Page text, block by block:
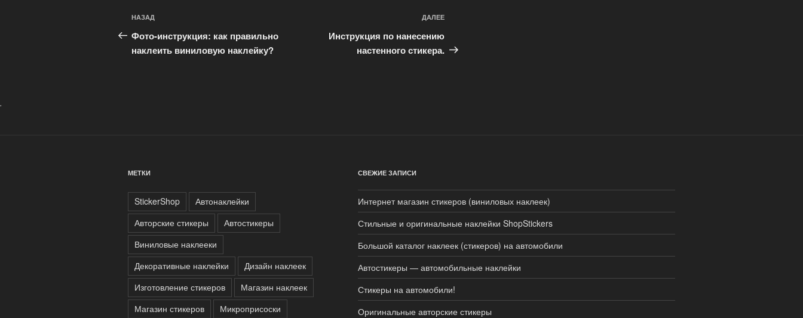
Навигация
по
записям
Предыдущая
запись:
НАЗАД
Фото-инструкция: как правильно
наклеить виниловую наклейку?
ДАЛЕЕ
Инструкция по нанесению
настенного стикера.
.
МЕТКИ
StickerShop
Автонаклейки
Авторские стикеры
Автостикеры
Виниловые наклееки
Декоративные наклейки
Дизайн наклеек
Изготовление стикеров
Магазин наклеек
Магазин стикеров
Микроприсоски
СВЕЖИЕ ЗАПИСИ
Интернет магазин стикеров (виниловых наклеек)
Стильные и оригинальные наклейки ShopStickers
Большой каталог наклеек (стикеров) на автомобили
Автостикеры — автомобильные наклейки
Стикеры на автомобили!
Оригинальные авторские стикеры